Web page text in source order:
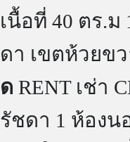
เนื้อที่ 40 ตร.
ดา เขตห้วยข
ดRENT เช่า
รัชดา 1 ห้องน